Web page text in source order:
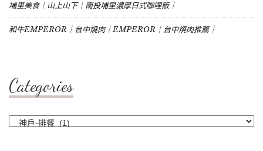
埔里美食｜山上山下｜南投埔里濃厚日式咖哩飯｜
和牛EMPEROR｜台中燒肉｜EMPEROR｜台中燒肉推薦｜
Categories
Categories